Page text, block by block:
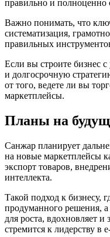
правильно и полноценно
Важно понимать, что
систематизация,
правильных
Если вы строите бизнес
и долгосрочную
от того, ведете ли вы
маркетплейсы.
Планы на
Санжар планирует
на новые маркетплейсы
экспорт товаров,
интеллекта.
Такой подход к бизнесу,
продуманного решения,
для роста, вдохновляет и
стремится к лидерству в